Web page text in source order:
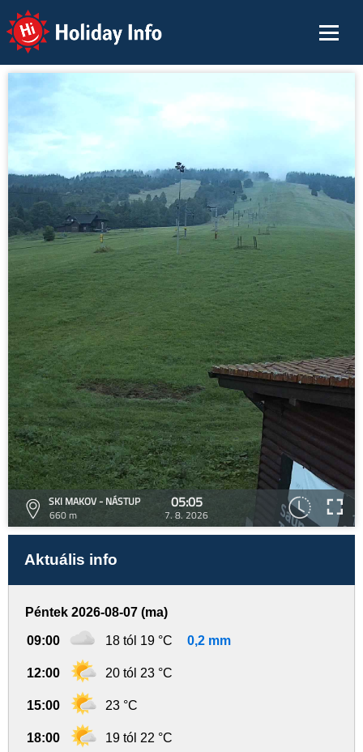
Holiday Info
SKI MAKOV - NÁSTUP
660 m
05:05
7. 8. 2026
Aktuális info
Péntek 2026-08-07 (ma)
09:00 18 tól 19 °C 0,2 mm
12:00 20 tól 23 °C
15:00 23 °C
18:00 19 tól 22 °C